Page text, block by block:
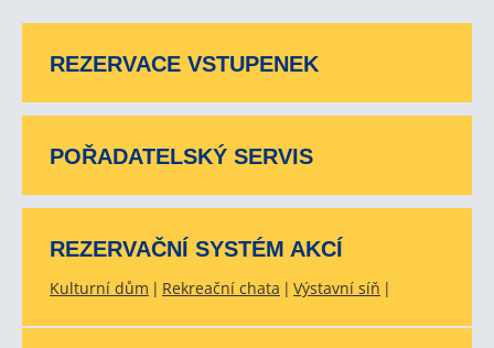
REZERVACE VSTUPENEK
POŘADATELSKÝ SERVIS
REZERVAČNÍ SYSTÉM AKCÍ
Kulturní dům Rekreační chata Výstavní síň